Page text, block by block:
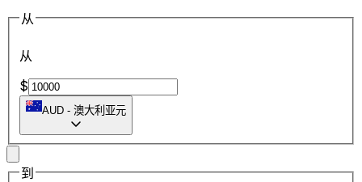
从
从
$
AUD - 澳大利亚元
到